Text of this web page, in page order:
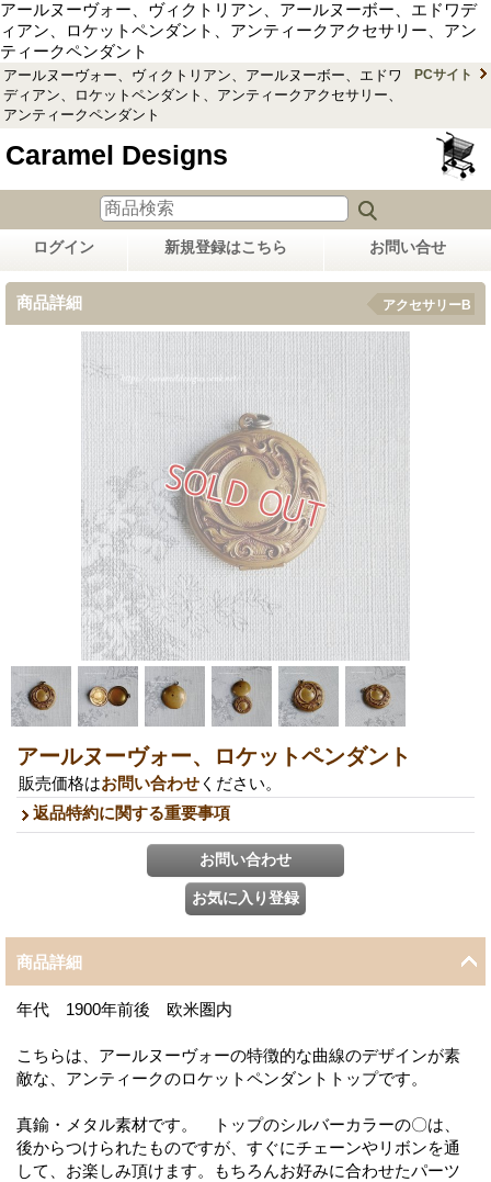
アールヌーヴォー、ヴィクトリアン、アールヌーボー、エドワデ
ィアン、ロケットペンダント、アンティークアクセサリー、アン
ティークペンダント
アールヌーヴォー、ヴィクトリアン、アールヌーボー、エドワ
ディアン、ロケットペンダント、アンティークアクセサリー、
アンティークペンダント
PCサイト
Caramel Designs
ログイン 新規登録はこちら お問い合せ
商品詳細 アクセサリーB
アールヌーヴォー、ロケットペンダント
販売価格はお問い合わせ ください。
返品特約に関する重要事項
商品詳細
年代 1900年前後 欧米圏内
こちらは、アールヌーヴォーの特徴的な曲線のデザインが素
敵な、アンティークのロケットペンダントトップです。
真鍮・メタル素材です。 トップのシルバーカラーの〇は、
後からつけられたものですが、すぐにチェーンやリボンを通
して、お楽しみ頂けます。もちろんお好みに合わせたパーツ